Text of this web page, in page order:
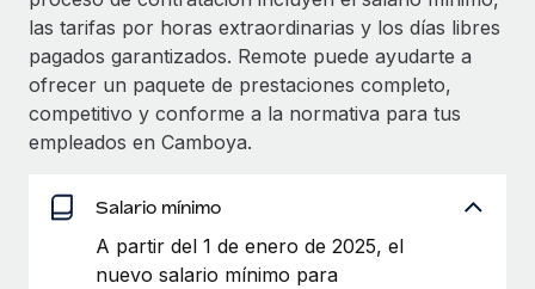
en todo el mundo.
Apertura de entidades
Abre entidades conforme a la legalidad enseguida.
Movilidad y reubicación
Prestaciones
Gestiona las prestaciones de los empleados sin
complicaciones.
BLOG
Novedades de producto de Remote:
Integraciones con Gusto y Xero y Contractor
Management Plus
todos los tamaños a contratar, gestionar y...
Más información
las tarifas por horas extraordinarias y los días libres
pagados garantizados. Remote puede ayudarte a
ofrecer un paquete de prestaciones completo,
competitivo y conforme a la normativa para tus
empleados en Camboya.
Salario mínimo
A partir del 1 de enero de 2025, el
nuevo salario mínimo para